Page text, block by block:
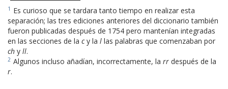
1 Es curioso que se tardara tanto tiempo en realizar esta
separación; las tres ediciones anteriores del diccionario también
fueron publicadas después de 1754 pero mantenían integradas
en las secciones de la cy la l las palabras que comenzaban por
ch y ll.
2 Algunos incluso añadían, incorrectamente, larr después de la
r.